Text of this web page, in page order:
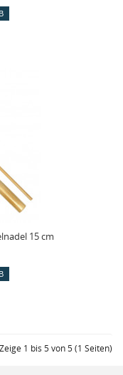
15 cm
Zeige 1 bis 5 von 5 (1 Seiten)